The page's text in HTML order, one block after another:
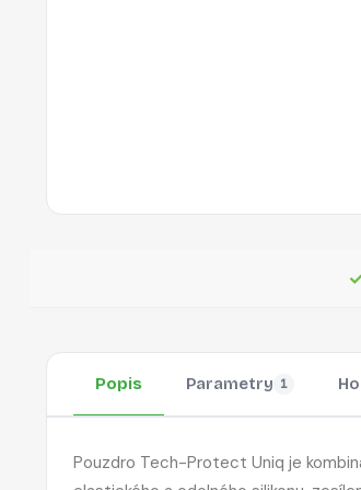
Popis Parametry 1
Pouzdro Tech-Protect Uniq je